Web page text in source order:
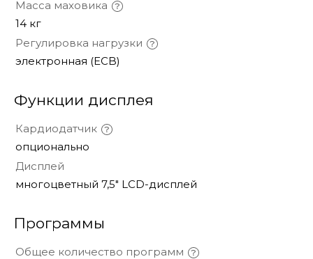
Масса маховика
14 кг
Регулировка нагрузки
электронная (ECB)
Функции дисплея
Кардиодатчик
опционально
Дисплей
многоцветный 7,5" LCD-дисплей
Программы
Общее количество программ